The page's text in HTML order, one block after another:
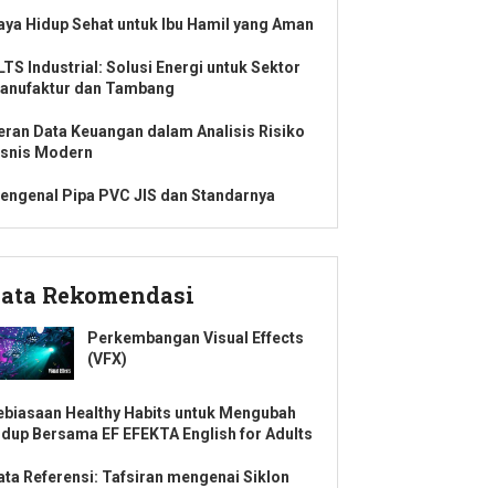
Hidup Sehat untuk Ibu Hamil yang Aman
Industrial: Solusi Energi untuk Sektor
dan Tambang
Data Keuangan dalam Analisis Risiko
Modern
Pipa PVC JIS dan Standarnya
Rekomendasi
Perkembangan Visual Effects
(VFX)
Healthy Habits untuk Mengubah
Bersama EF EFEKTA English for Adults
Referensi: Tafsiran mengenai Siklon